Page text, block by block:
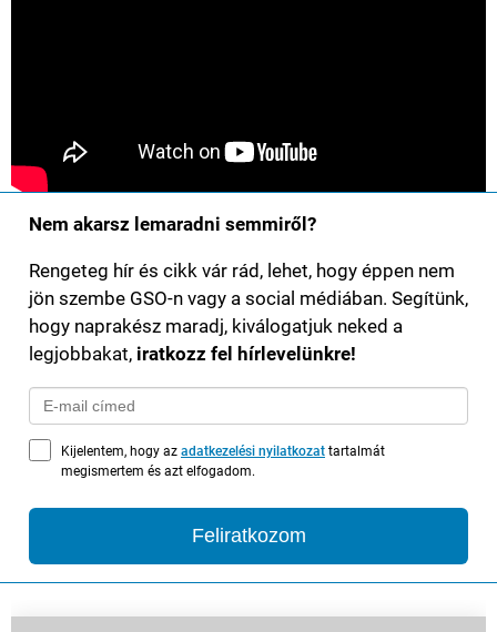
Nem akarsz lemaradni semmiről?
Rengeteg hír és cikk vár rád, lehet, hogy éppen nem
jön szembe GSO-n vagy a social médiában. Segítünk,
hogy naprakész maradj, kiválogatjuk neked a
legjobbakat, iratkozz fel hírlevelünkre!
Kijelentem, hogy az adatkezelési nyilatkozat tartalmát
megismertem és azt elfogadom.
Feliratkozom